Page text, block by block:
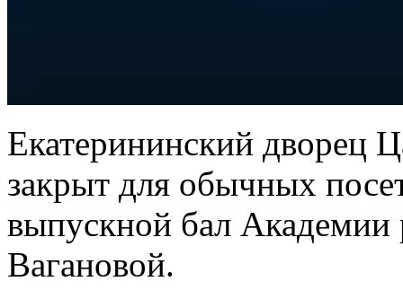
Екатерининский дворец
закрыт для обычных
выпускной бал Академии
Вагановой.